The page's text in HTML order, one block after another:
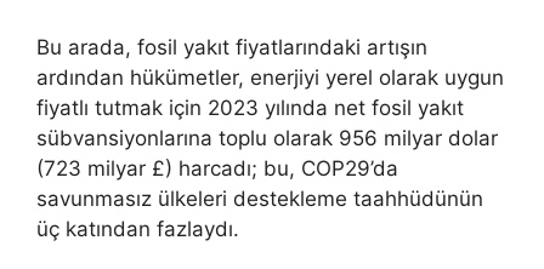
Bu arada, fosil yakıt fiyatlarındaki artışın
ardından hükümetler, enerjiyi yerel olarak uygun
fiyatlı tutmak için 2023 yılında net fosil yakıt
sübvansiyonlarına toplu olarak 956 milyar dolar
(723 milyar £) harcadı; bu, COP29’da
savunmasız ülkeleri destekleme taahhüdünün
üç katından fazlaydı.